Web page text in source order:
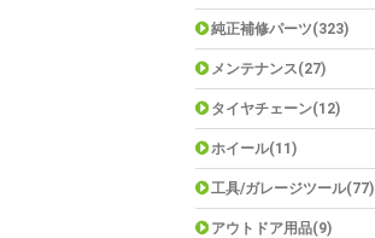
純正補修パーツ(323)
メンテナンス(27)
タイヤチェーン(12)
ホイール(11)
工具/ガレージツール(77)
アウトドア用品(9)